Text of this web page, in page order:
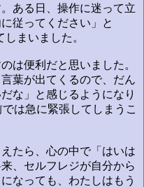
ある日、操作に迷って立
従ってください」と
まいました。
は便利だと思いました。
葉が出てくるので、だん
な」と感じるようになり
は急に緊張してしまうこ
たら、心の中で「はいは
、セルフレジが自分から
なっても、わたしはもう